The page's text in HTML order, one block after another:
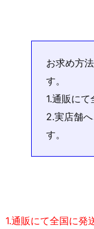
お求め方
す。
1.通販にて
2.実店舗
す。
1.通販にて全国に発